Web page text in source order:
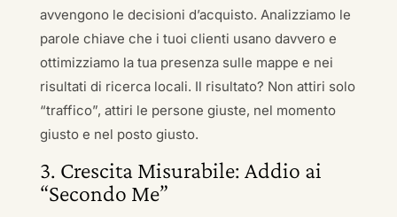
avvengono le decisioni d’acquisto. Analizziamo le
parole chiave che i tuoi clienti usano davvero e
ottimizziamo la tua presenza sulle mappe e nei
risultati di ricerca locali. Il risultato? Non attiri solo
“traffico”, attiri le persone giuste, nel momento
giusto e nel posto giusto.
3. Crescita Misurabile: Addio ai
“Secondo Me”